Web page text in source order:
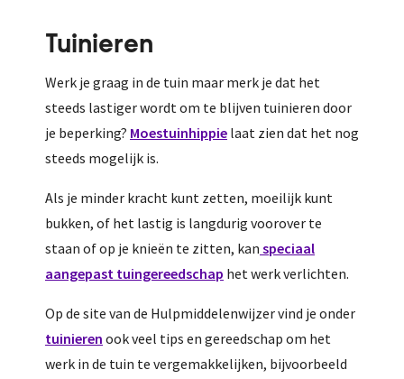
Tuinieren
Werk je graag in de tuin maar merk je dat het
steeds lastiger wordt om te blijven tuinieren door
je beperking? Moestuinhippie laat zien dat het nog
steeds mogelijk is.
Als je minder kracht kunt zetten, moeilijk kunt
bukken, of het lastig is langdurig voorover te
staan of op je knieën te zitten, kan speciaal
aangepast tuingereedschap het werk verlichten.
Op de site van de Hulpmiddelenwijzer vind je onder
tuinieren ook veel tips en gereedschap om het
werk in de tuin te vergemakkelijken, bijvoorbeeld